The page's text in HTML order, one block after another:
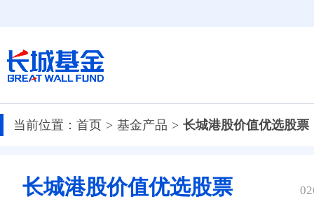
当前位置： 首页 基金产品 长城港股价值优选股
长城港股价值优选股票